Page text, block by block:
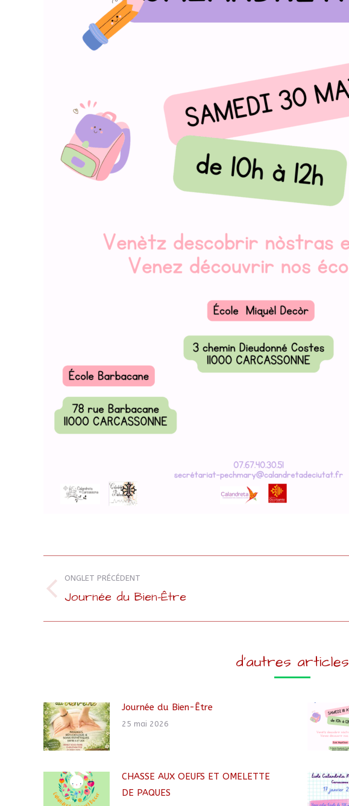
Navigation
de
commentaire
ONGLET PRÉCÉDENT
Onglet
Journée du Bien-Être
d'autres articles
Journée du Bien-Être
25 mai 2026
CHASSE AUX OEUFS ET OMELETTE
DE PAQUES